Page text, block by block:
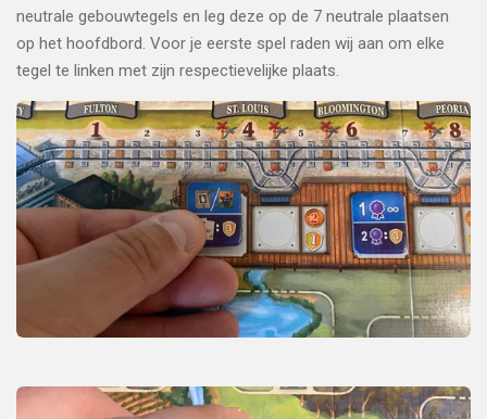
neutrale gebouwtegels en leg deze op de 7 neutrale plaatsen
op het hoofdbord. Voor je eerste spel raden wij aan om elke
tegel te linken met zijn respectievelijke plaats.